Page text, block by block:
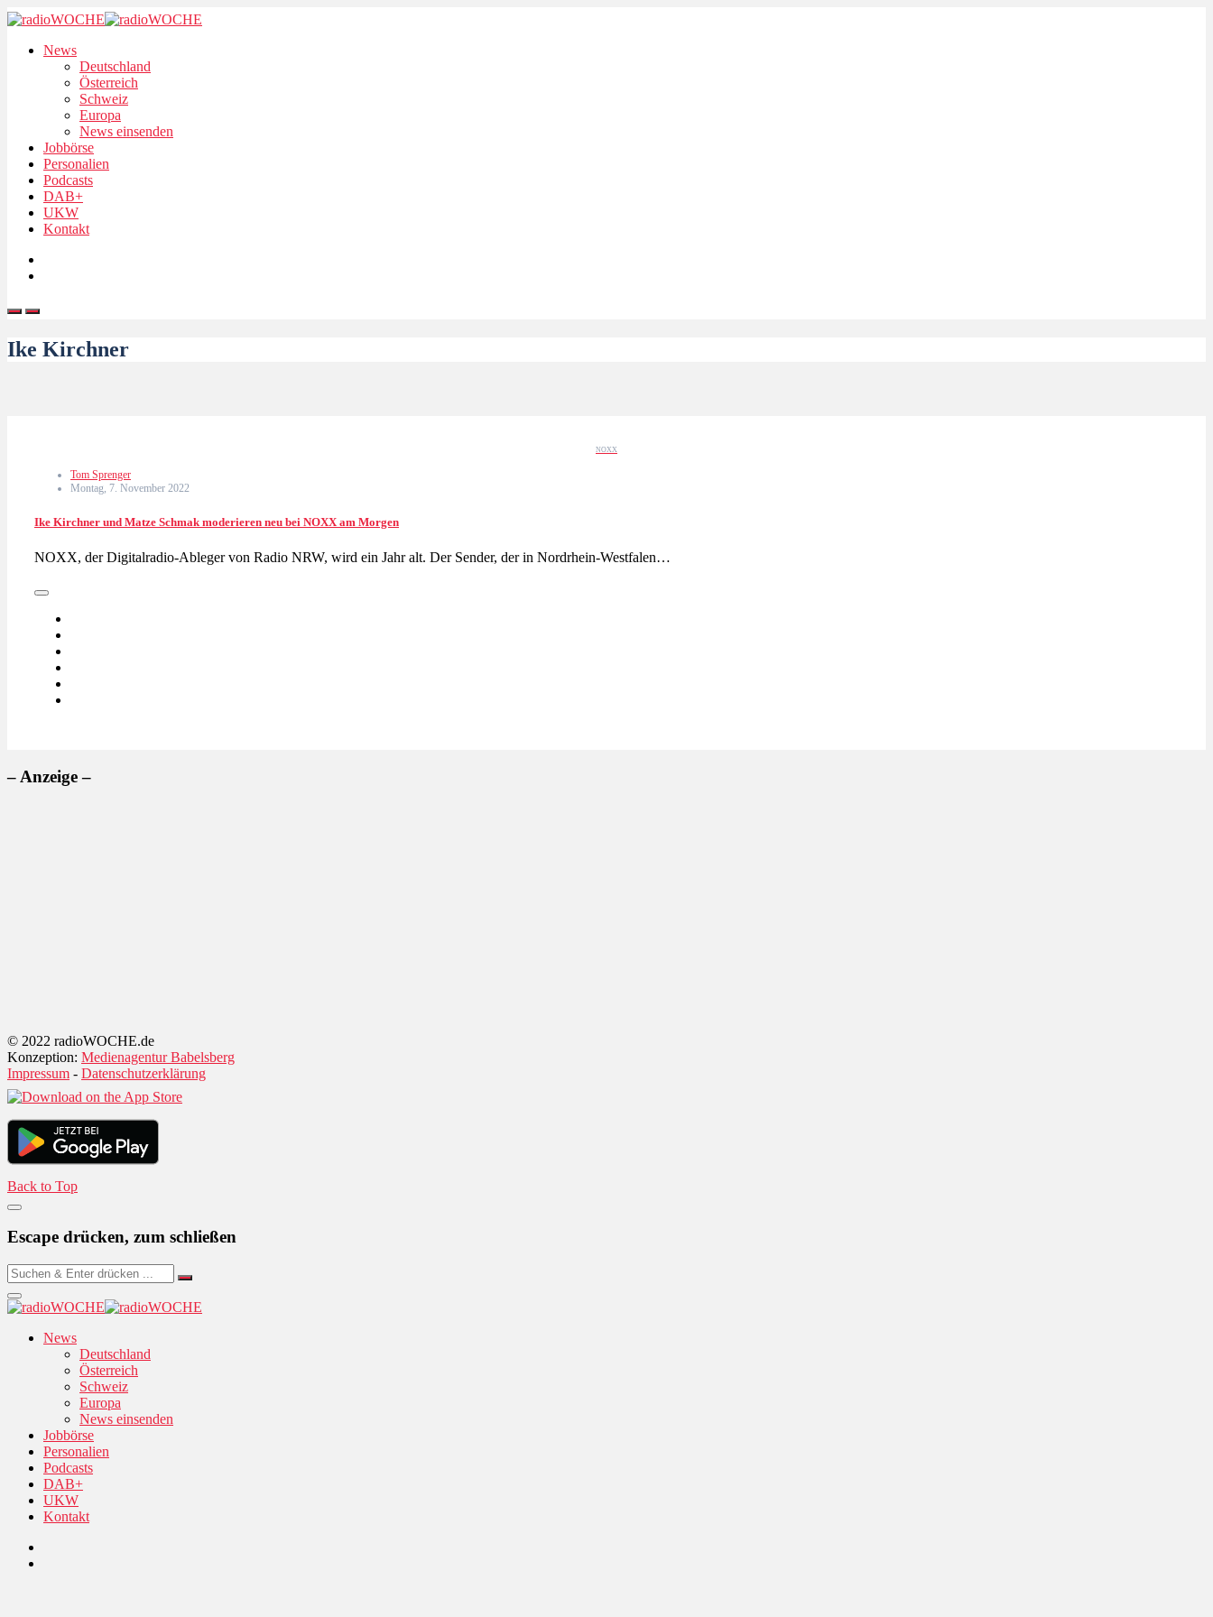
News
Deutschland
Österreich
Schweiz
Europa
News einsenden
Jobbörse
Personalien
Podcasts
DAB+
UKW
Kontakt
Ike Kirchner
NOXX
Tom Sprenger
Montag, 7. November 2022
Ike Kirchner und Matze Schmak moderieren neu bei NOXX am Morgen
NOXX, der Digitalradio-Ableger von Radio NRW, wird ein Jahr alt. Der Sender, der in Nordrhein-Westfalen…
– Anzeige –
© 2022 radioWOCHE.de
Konzeption: Medienagentur Babelsberg
Impressum - Datenschutzerklärung
Back to Top
Escape drücken, zum schließen
News
Deutschland
Österreich
Schweiz
Europa
News einsenden
Jobbörse
Personalien
Podcasts
DAB+
UKW
Kontakt